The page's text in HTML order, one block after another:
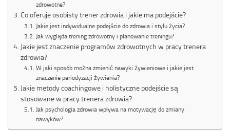
zdrowotne?
Co oferuje osobisty trener zdrowia i jakie ma podejście?
Jakie jest indywidualne podejście do zdrowia i stylu życia?
Jak wygląda trening zdrowotny i planowanie treningu?
Jakie jest znaczenie programów zdrowotnych w pracy trenera
zdrowia?
W jaki sposób można zmienić nawyki żywieniowe i jakie jest
znaczenie periodyzacji żywienia?
Jakie metody coachingowe i holistyczne podejście są
stosowane w pracy trenera zdrowia?
Jak psychologia zdrowia wpływa na motywację do zmiany
nawyków?